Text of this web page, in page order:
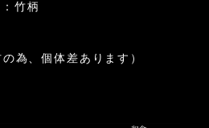
竹柄
為、個体差あります）